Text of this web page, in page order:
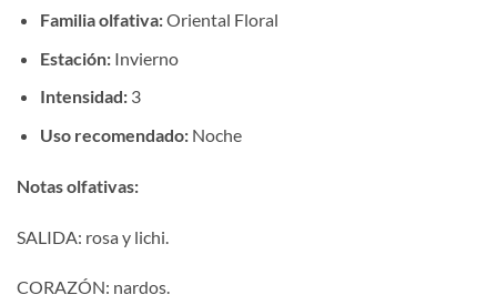
Familia olfativa:Oriental Floral
Estación:Invierno
Intensidad:3
Uso recomendado:Noche
Notas olfativas:
SALIDA: rosa y lichi.
CORAZÓN: nardos.